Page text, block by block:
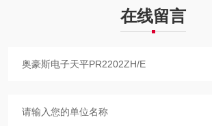
在线留言